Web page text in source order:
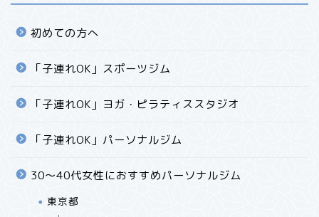
初めての方へ
「子連れOK」スポーツジム
「子連れOK」ヨガ・ピラティススタジオ
「子連れOK」パーソナルジム
30〜40代女性におすすめパーソナルジム
東京都